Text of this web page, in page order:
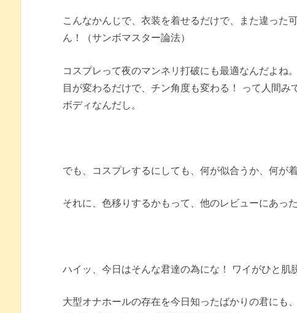
こんなかんじで、衣装を着せるだけで、
また違った
ん！（サンボマスター論法）
コスプレって夜のマンネリ打破にも最適なんだよね
目が変わるだけで、チン角度も変わる！ って人間
ボディなんだし。
でも、コスプレするにしても、何が似合うか、何が
それに、色移りするかもって、他のレビューにあっ
ハイッ、今日はそんな君達の為にな！ ワイがひと肌
大型オナホールの存在を今日知ったばかりの君にも、